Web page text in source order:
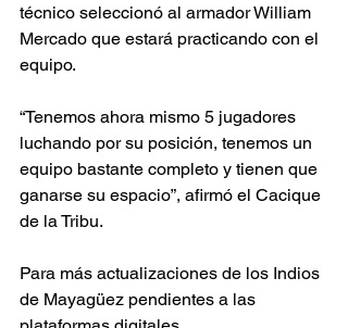
técnico seleccionó al armador William
Mercado que estará practicando con el
equipo.
“Tenemos ahora mismo 5 jugadores
luchando por su posición, tenemos un
equipo bastante completo y tienen que
ganarse su espacio”, afirmó el Cacique
de la Tribu.
Para más actualizaciones de los Indios
de Mayagüez pendientes a las